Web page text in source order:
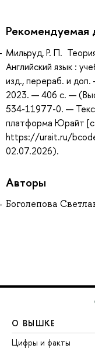
Рекомендуемая
Мильруд, Р. П.
Английский язык :
изд., перераб. и
2023. — 406 с. —
534-11977-0. —
платформа Юрайт
https://urait.ru/
02.07.2026).
Авторы
Боголепова
О ВЫШКЕ
Цифры и факты